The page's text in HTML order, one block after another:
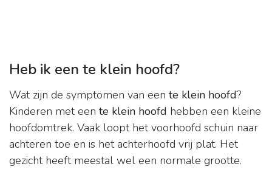
Heb ik een te klein hoofd?
Wat zijn de symptomen van een te klein hoofd?
Kinderen met een te klein hoofd hebben een kleine
hoofdomtrek. Vaak loopt het voorhoofd schuin naar
achteren toe en is het achterhoofd vrij plat. Het
gezicht heeft meestal wel een normale grootte.